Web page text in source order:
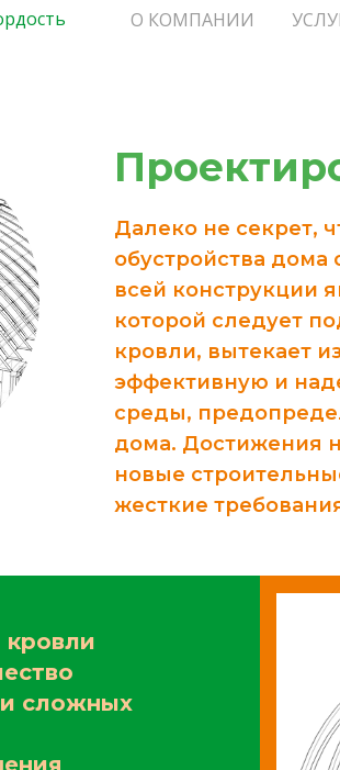
О КОМПАНИИ
Далеко не секрет,
обустройства
всей конструкции
которой следует
кровли, вытекает
эффективную и
среды,
дома. Достижения
новые
жесткие
кровли
и сложных